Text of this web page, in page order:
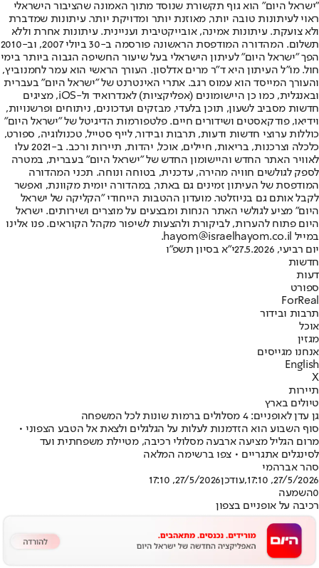
"ישראל היום" הוא גוף תקשורת שנוסד מתוך האמונה שהציבור הישראלי
ראוי לעיתונות טובה יותר, מאוזנת יותר ומדויקת יותר. עיתונות שמדברת
ולא צועקת. עיתונות אמינה, אובייקטיבית ועניינית. עיתונות אחרת וללא
תשלום. המהדורה המודפסת הראשונה פורסמה ב-30 ביולי 2007, וב-2010
הפך "ישראל היום" לעיתון הישראלי בעל שיעור החשיפה הגבוה ביותר בימי
חול. מו"ל העיתון היא ד"ר מרים אדלסון. העורך הראשי הוא עמר לחמנוביץ,
והעורך המייסד הוא עמוס רגב. אתרי האינטרנט של "ישראל היום" בעברית
ובאנגלית, כמו כן היישומונים (אפליקציות) לאנדרואיד ול-iOS, מציגים
חדשות מסביב לשעון, תוכן בלעדי, מבזקים ועדכונים, ניתוחים ופרשנויות,
וידיאו, פודקאסטים ושידורים חיים. פלטפורמות הדיגיטל של "ישראל היום"
כוללות ערוצי חדשות ודעות, תרבות ובידור, לייף סטייל, טכנולוגיה, ספורט,
כלכלה וצרכנות, בריאות, חיילים, אוכל, יהדות, תיירות ורכב. ב-2021 עלו
לאוויר האתר החדש והיישומון החדש של "ישראל היום" בעברית, במטרה
לספק לגולשים חוויה מהירה, עדכנית, בטוחה ונוחה. תכני המהדורה
המודפסת של העיתון זמינים גם באתר, במהדורה יומית מקוונת, ואפשר
לקבל אותם גם בניוזלטר. מועדון ההטבות הייחודי "הקליקה של ישראל
היום" מציע לגולשי האתר הנחות ומבצעים על מוצרים ושירותים. ישראל
היום פתוח להערות, לביקורת ולהצעות לשיפור מקהל הקוראים. פנו אלינו
במייל hayom@israelhayom.co.il.
יום רביעי, 27.5.2026
י"א בסיון תשפ"ו
חדשות
דעות
ספורט
ForReal
תרבות ובידור
אוכל
מגזין
אנחנו מגייסים
English
X
תיירות
טיולים בארץ
גן עדן לאופניים: 4 מסלולים ברמות שונות לכל המשפחה
סוף השבוע הוא הזדמנות לעלות על הגלגלים ולצאת אל הטבע הצפוני •
מרום הגליל מציעה ארבעה מסלולי רכיבה, מטיילת משפחתית ועד
לסינגלים אתגריים • צפו ברשימה המלאה
סהר אברהמי
27/5/2026, 17:10
,עודכן27/5/2026, 17:10
0השמעה
רכיבה על אופניים בצפון